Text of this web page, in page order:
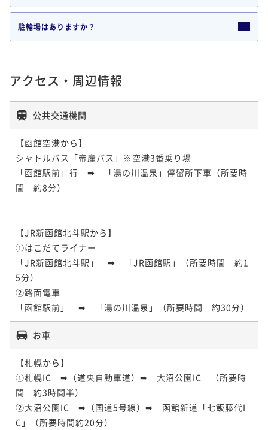
駐輪場はありますか？
アクセス・周辺情報
公共交通機関
【函館空港から】
シャトルバス「帝産バス」※空港3番乗り場
「函館駅前」行　➡　「湯の川温泉」停留所下車（所要時
間　約8分）
【JR新函館北斗駅から】
①はこだてライナー
「JR新函館北斗駅」　➡　「JR函館駅」（所要時間　約1
5分）
②路面電車
「函館駅前」　➡　「湯の川温泉」（所要時間　約30分）
お車
【札幌から】
①札幌IC　➡（道央自動車道）➡　大沼公園IC　（所要時
間　約3時間半）
②大沼公園IC　➡（国道5号線）➡　函館新道「七飯藤代I
C」（所要時間約20分）